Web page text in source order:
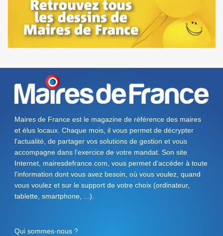
Maires de France est le magazine de référence des maires
et élus locaux. Chaque mois, il vous permet de décrypter
l'actualité, de partager vos solutions de gestion et vous
accompagne dans l'exercice de votre mandat. Son site
Internet, mairesdefrance.com, vous permet d’accéder à toute
l'information dont vous avez besoin, où vous voulez, quand
vous voulez et sur le support de votre choix (ordinateur,
tablette, smartphone, ...).
Qui sommes-nous ?